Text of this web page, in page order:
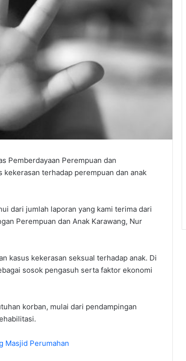
Pemberdayaan Perempuan dan
kekerasan terhadap perempuan dan anak
dari jumlah laporan yang kami terima dari
Perempuan dan Anak Karawang, Nur
kasus kekerasan seksual terhadap anak. Di
sosok pengasuh serta faktor ekonomi
korban, mulai dari pendampingan
Masjid Perumahan